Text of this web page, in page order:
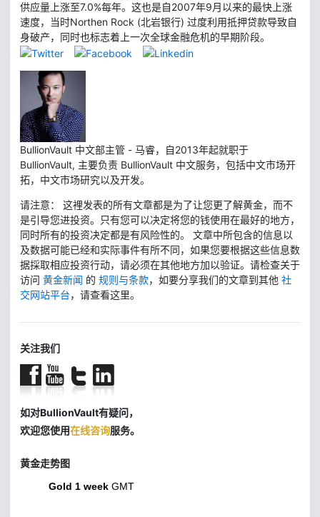
供应量上涨至7.0%每年。这也是自2007年9月以来的最快上涨
速度，当时Northen Rock (北岩银行) 过度利用抵押贷款导致自
身破产，同时也标志着上一次全球金融危机的早期阶段。
BullionVault 中文部主管 - 马睿，自2013年起就职于
BullionVault, 主要负责 BullionVault 中文服务，包括中文市场开
拓，中文市场研究以及开发。
请注意： 这裡发表的所有文章都是为了让您更了解黄金，而不
是引导您进投资。只有您可以决定将您的钱使用在最好的地方，
同时所有的投资决定都是有风险性的。 文章中所包含的信息以
及数据可能已经和实际事件有所不同，如果您要根据这些信息数
据採取相应投资行动，请必须在其他地方加以验证。请检查关于
访问 黄金新闻 的 规则与条款，如要分享我们的文章到其他 社
交网站平台，请查看这里。
关注我们
如对BullionVault有疑问，
欢迎您使用在线咨询服务。
黄金走势图
Gold 1 week GMT